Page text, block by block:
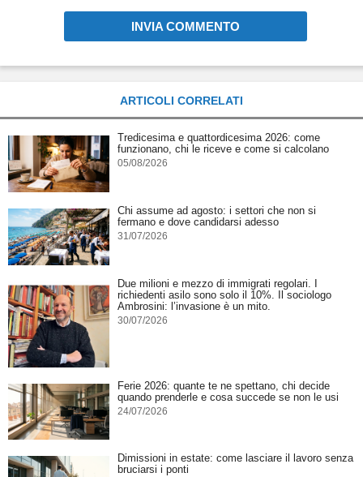
INVIA COMMENTO
ARTICOLI CORRELATI
Tredicesima e quattordicesima 2026: come
funzionano, chi le riceve e come si calcolano
05/08/2026
Chi assume ad agosto: i settori che non si
fermano e dove candidarsi adesso
31/07/2026
Due milioni e mezzo di immigrati regolari. I
richiedenti asilo sono solo il 10%. Il sociologo
Ambrosini: l’invasione è un mito.
30/07/2026
Ferie 2026: quante te ne spettano, chi decide
quando prenderle e cosa succede se non le usi
24/07/2026
Dimissioni in estate: come lasciare il lavoro senza
bruciarsi i ponti